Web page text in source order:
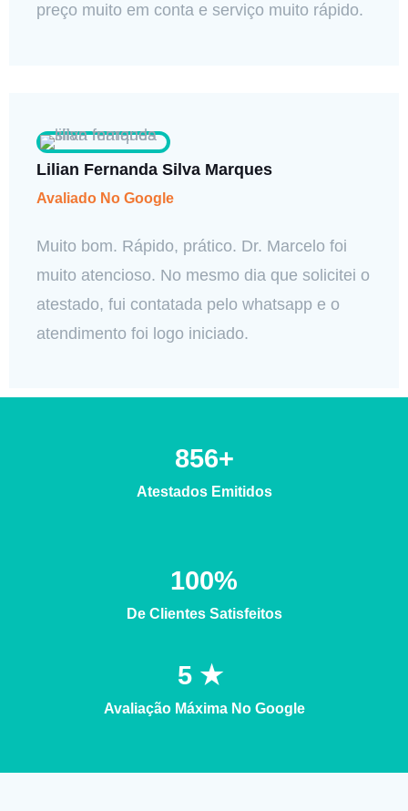
preço muito em conta e serviço muito rápido.
Lilian Fernanda Silva Marques
Avaliado No Google
Muito bom. Rápido, prático. Dr. Marcelo foi
muito atencioso. No mesmo dia que solicitei o
atestado, fui contatada pelo whatsapp e o
atendimento foi logo iniciado.
Atestados Emitidos
856+
De Clientes Satisfeitos
100%
Avaliação Máxima No Google
5 ★